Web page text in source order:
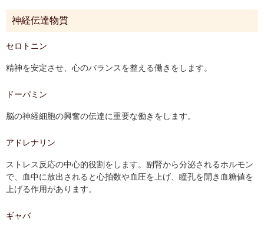
神経伝達物質
セロトニン
精神を安定させ、心のバランスを整える働きをします。
ドーパミン
脳の神経細胞の興奮の伝達に重要な働きをします。
アドレナリン
ストレス反応の中心的役割をします。副腎から分泌されるホルモン
で、血中に放出されると心拍数や血圧を上げ、瞳孔を開き血糖値を
上げる作用があります。
ギャバ